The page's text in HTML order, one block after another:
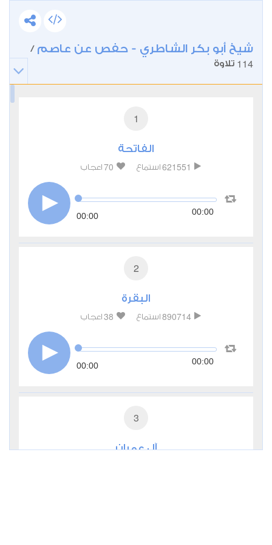
شيخ أبو بكر الشاطري - حفص عن عاصم /
114 تلاوة
1
الفاتحة
621551 استماع 70 اعجاب
00:00 00:00
2
البقرة
890714 استماع 38 اعجاب
00:00 00:00
3
آل عمران